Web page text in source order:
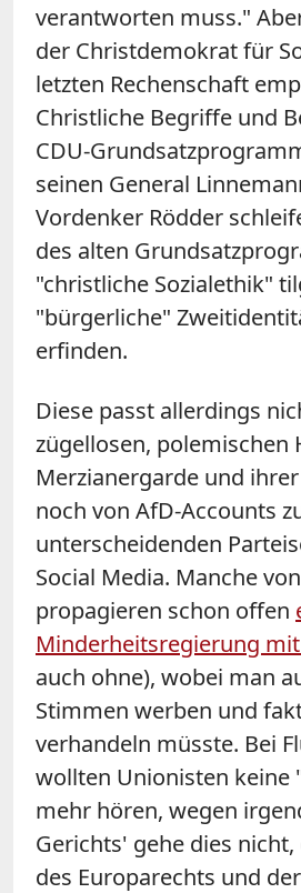
verantworten muss."
der Christdemokrat für
letzten Rechenschaft
Christliche Begriffe und
CDU-
seinen General
Vordenker Rödder
des alten
"christliche Sozialethik"
"bürgerliche"
erfinden.
Diese passt allerdings
zügellosen, polemischen
Merzianergarde und
noch von AfD-Accounts
unterscheidenden
Social Media. Manche
propagieren schon offen
Minderheitsregierung mit
auch ohne), wobei man
Stimmen werben und
verhandeln müsste. Bei
wollten Unionisten keine
mehr hören, wegen
Gerichts' gehe dies
des Europarechts und